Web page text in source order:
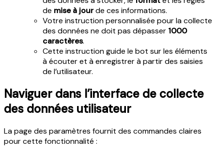
de mise à jourde ces informations.
Votre instruction personnalisée pour la collecte
des données ne doit pas dépasser 1000
caractères.
Cette instruction guide le bot sur les éléments
à écouter et à enregistrer à partir des saisies
de l’utilisateur.
Naviguer dans l’interface de collecte
des données utilisateur
La page des paramètres fournit des commandes claires
pour cette fonctionnalité :